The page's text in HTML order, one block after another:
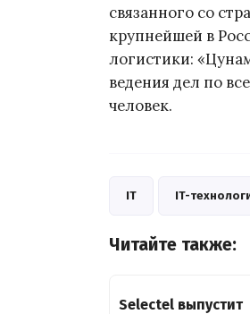
связанного со
крупнейшей в
логистики:
ведения дел по
человек.
IT IT-
Читайте также:
Selectel выпустит